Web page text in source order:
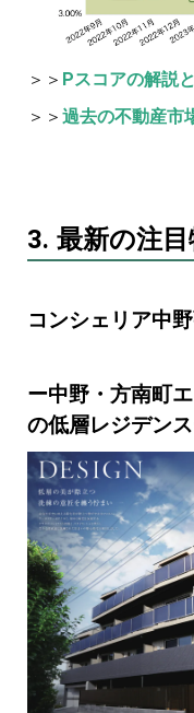
＞＞ Pスコアの解説
＞＞ 過去の不動産市
3. 最新の注
コンシェリア中
ー中野・方南町
の低層レジデン